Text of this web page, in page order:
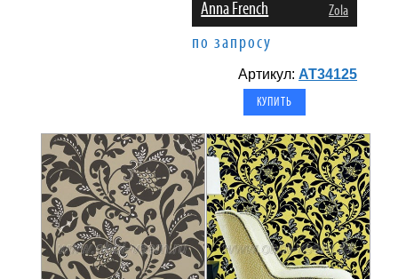
Anna French Zola
по запросу
Артикул: AT34125